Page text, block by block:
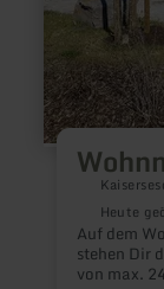
Heute
Auf dem
stehen Dir
von max.